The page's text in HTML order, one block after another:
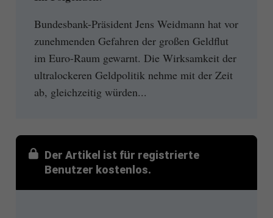
Bundesbank-Präsident Jens Weidmann hat vor
zunehmenden Gefahren der großen Geldflut
im Euro-Raum gewarnt. Die Wirksamkeit der
ultralockeren Geldpolitik nehme mit der Zeit
ab, gleichzeitig würden...
Der Artikel ist für registrierte
Benutzer kostenlos.